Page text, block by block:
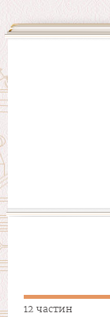
12 частин